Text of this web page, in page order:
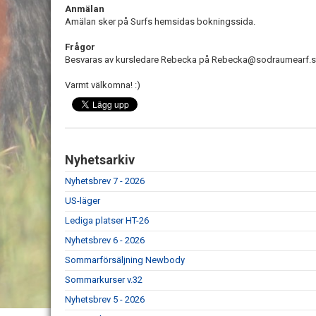
Anmälan
Amälan sker på Surfs hemsidas bokningssida.
Frågor
Besvaras av kursledare Rebecka på
Varmt välkomna! :)
Nyhetsarkiv
Nyhetsbrev 7 - 2026
US-läger
Lediga platser HT-26
Nyhetsbrev 6 - 2026
Sommarförsäljning Newbody
Sommarkurser v.32
Nyhetsbrev 5 - 2026